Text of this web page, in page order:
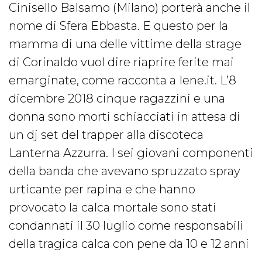
Cinisello Balsamo (Milano) porterà anche il
nome di Sfera Ebbasta. E questo per la
mamma di una delle vittime della strage
di Corinaldo vuol dire riaprire ferite mai
emarginate, come racconta a Iene.it. L’8
dicembre 2018 cinque ragazzini e una
donna sono morti schiacciati in attesa di
un dj set del trapper alla discoteca
Lanterna Azzurra. I sei giovani componenti
della banda che avevano spruzzato spray
urticante per rapina e che hanno
provocato la calca mortale sono stati
condannati il 30 luglio come responsabili
della tragica calca con pene da 10 e 12 anni